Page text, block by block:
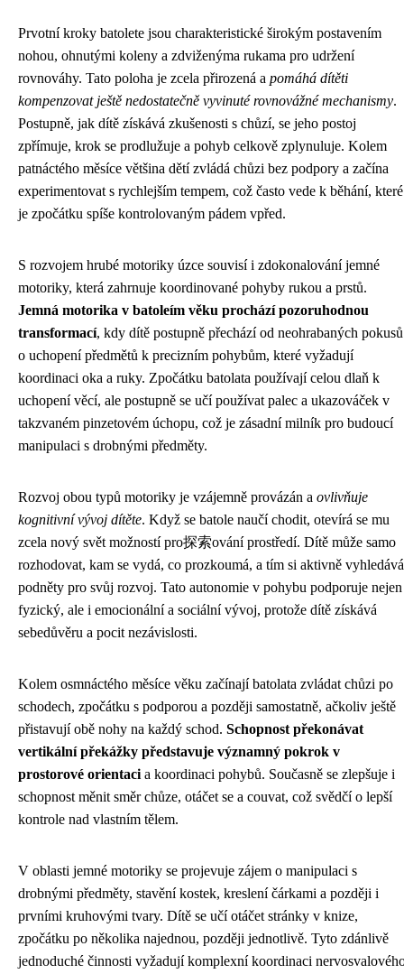
Prvotní kroky batolete jsou charakteristické širokým postavením
nohou, ohnutými koleny a zdviženýma rukama pro udržení
rovnováhy. Tato poloha je zcela přirozená a pomáhá dítěti
kompenzovat ještě nedostatečně vyvinuté rovnovážné mechanismy.
Postupně, jak dítě získává zkušenosti s chůzí, se jeho postoj
zpřímuje, krok se prodlužuje a pohyb celkově zplynuluje. Kolem
patnáctého měsíce většina dětí zvládá chůzi bez podpory a začína
experimentovat s rychlejším tempem, což často vede k běhání, které
je zpočátku spíše kontrolovaným pádem vpřed.
S rozvojem hrubé motoriky úzce souvisí i zdokonalování jemné
motoriky, která zahrnuje koordinované pohyby rukou a prstů.
Jemná motorika v batoleím věku prochází pozoruhodnou
transformací, kdy dítě postupně přechází od neohrabaných pokusů
o uchopení předmětů k precizním pohybům, které vyžadují
koordinaci oka a ruky. Zpočátku batolata používají celou dlaň k
uchopení věcí, ale postupně se učí používat palec a ukazováček v
takzvaném pinzetovém úchopu, což je zásadní milník pro budoucí
manipulaci s drobnými předměty.
Rozvoj obou typů motoriky je vzájemně provázán a ovlivňuje
kognitivní vývoj dítěte. Když se batole naučí chodit, otevírá se mu
zcela nový svět možností pro探索ování prostředí. Dítě může samo
rozhodovat, kam se vydá, co prozkoumá, a tím si aktivně vyhledává
podněty pro svůj rozvoj. Tato autonomie v pohybu podporuje nejen
fyzický, ale i emocionální a sociální vývoj, protože dítě získává
sebedůvěru a pocit nezávislosti.
Kolem osmnáctého měsíce věku začínají batolata zvládat chůzi po
schodech, zpočátku s podporou a později samostatně, ačkoliv ještě
přistavují obě nohy na každý schod. Schopnost překonávat
vertikální překážky představuje významný pokrok v
prostorové orientaci a koordinaci pohybů. Současně se zlepšuje i
schopnost měnit směr chůze, otáčet se a couvat, což svědčí o lepší
kontrole nad vlastním tělem.
V oblasti jemné motoriky se projevuje zájem o manipulaci s
drobnými předměty, stavění kostek, kreslení čárkami a později i
prvními kruhovými tvary. Dítě se učí otáčet stránky v knize,
zpočátku po několika najednou, později jednotlivě. Tyto zdánlivě
jednoduché činnosti vyžadují komplexní koordinaci